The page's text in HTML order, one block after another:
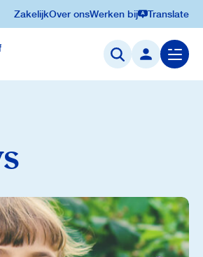
ZakelijkOver onsWerken bij Translate
Menu
openen